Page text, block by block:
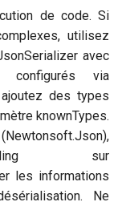
de code. Si
utilisez
avec
configurés via
ajoutez des types
knownTypes.
sur
les informations
Ne